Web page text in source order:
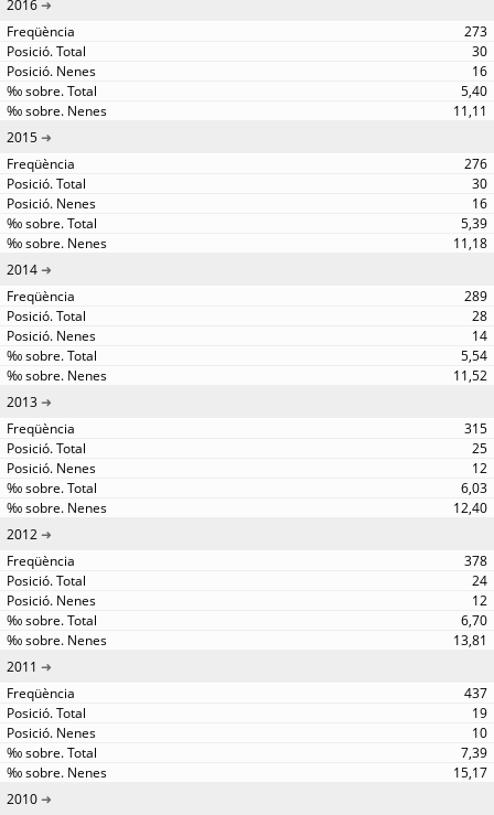
2016
273
30
16
5,40
11,11
2015
276
30
16
5,39
11,18
2014
289
28
14
5,54
11,52
2013
315
25
12
6,03
12,40
2012
378
24
12
6,70
13,81
2011
437
19
10
7,39
15,17
2010